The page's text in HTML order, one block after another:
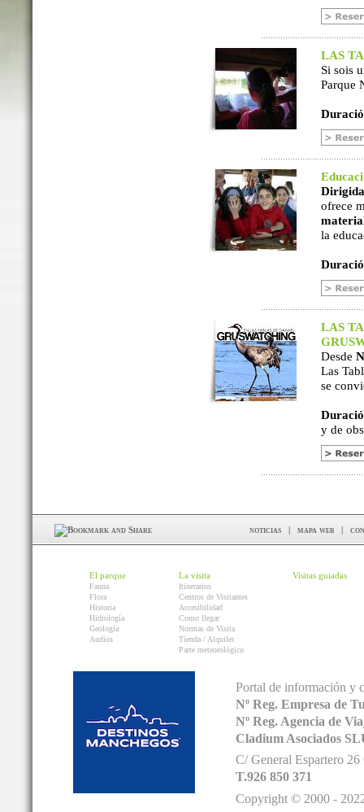
LAS
Si sois
Parque
ofrece
la
LAS
Desde
Las
se
y de
noticias | mapa web |
El parque
Fauna
Flora
Historia
Hidrología
Geología
Audios
La visita
Itinerarios
Centros de Visitantes
Accesibilidad
Como llegar
Normas de Visita
Tienda / Alquiler
Parte meteorológico
Visitas guiadas
Portal de información y
Nº Reg. Empresa de
Nº Reg. Agencia de
Cladium Asociados
C/ General Espartero
T.926 850 371
Copyright © 2000 -